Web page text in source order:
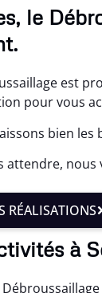
le
est
pour vous
bien les
attendre,
RÉALISATIONS
à